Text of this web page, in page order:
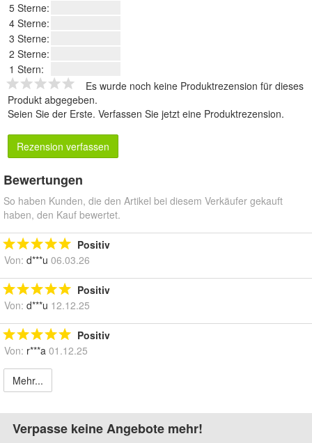
5 Sterne:
4 Sterne:
3 Sterne:
2 Sterne:
1 Stern:
Es wurde noch keine Produktrezension für dieses
Produkt abgegeben.
Seien Sie der Erste. Verfassen Sie jetzt eine Produktrezension.
Rezension verfassen
Bewertungen
So haben Kunden, die den Artikel bei diesem Verkäufer gekauft
haben, den Kauf bewertet.
Positiv
Von: d***u 06.03.26
Positiv
Von: d***u 12.12.25
Positiv
Von: r***a 01.12.25
Mehr...
Verpasse keine Angebote mehr!